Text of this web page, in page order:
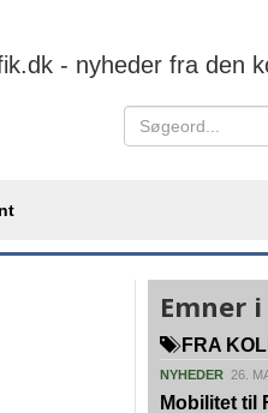
- nyheder fra den
Emner
FRA
NYHEDER 26.
Mobilitet til